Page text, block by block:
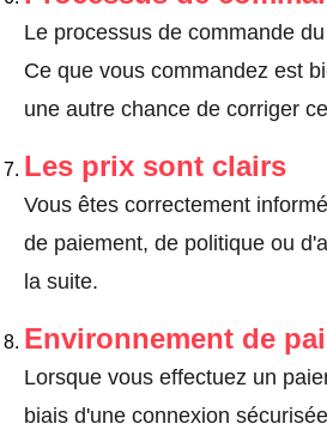
Le processus de commande
Ce que vous commandez est
une autre chance de corriger
Les prix sont clairs
Vous êtes correctement
de paiement, de politique ou
la suite.
Environnement de
Lorsque vous effectuez un
biais d'une connexion